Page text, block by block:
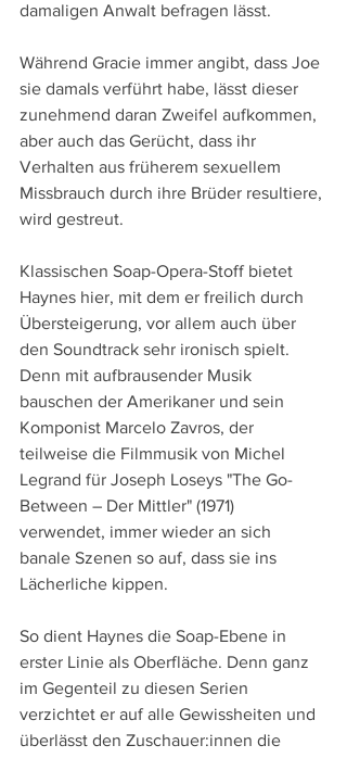
damaligen Anwalt befragen lässt.
Während Gracie immer angibt, dass Joe
sie damals verführt habe, lässt dieser
zunehmend daran Zweifel aufkommen,
aber auch das Gerücht, dass ihr
Verhalten aus früherem sexuellem
Missbrauch durch ihre Brüder resultiere,
wird gestreut.
Klassischen Soap-Opera-Stoff bietet
Haynes hier, mit dem er freilich durch
Übersteigerung, vor allem auch über
den Soundtrack sehr ironisch spielt.
Denn mit aufbrausender Musik
bauschen der Amerikaner und sein
Komponist Marcelo Zavros, der
teilweise die Filmmusik von Michel
Legrand für Joseph Loseys "The Go-
Between – Der Mittler" (1971)
verwendet, immer wieder an sich
banale Szenen so auf, dass sie ins
Lächerliche kippen.
So dient Haynes die Soap-Ebene in
erster Linie als Oberfläche. Denn ganz
im Gegenteil zu diesen Serien
verzichtet er auf alle Gewissheiten und
überlässt den Zuschauer:innen die